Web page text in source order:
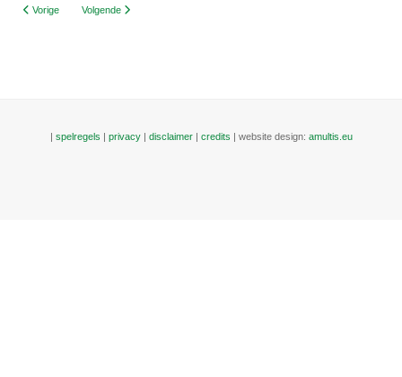
Vorig artikel: Algemeen
Vorige Volgende artikel: Annuleren van een activiteit (algemeen)
Volgende
| spelregels | privacy| disclaimer| credits | website design: amultis.eu